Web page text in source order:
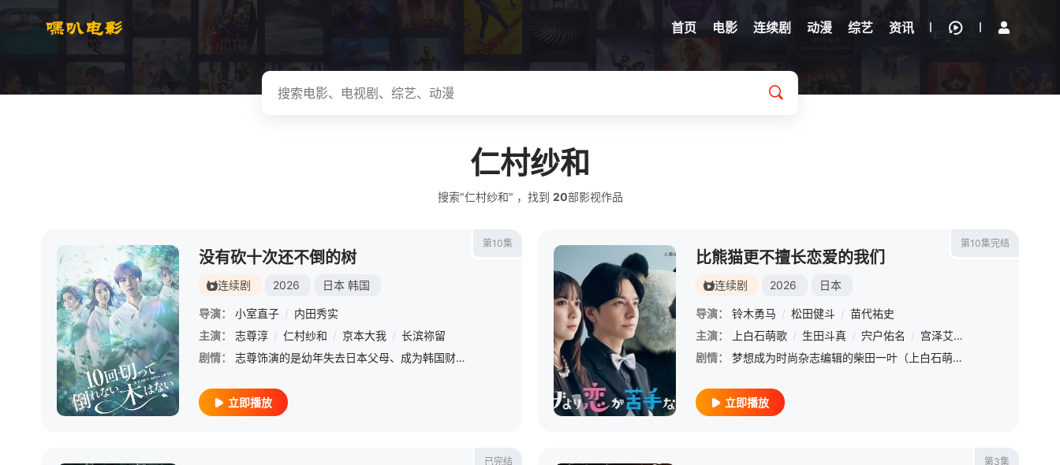
首页 电影 连续剧 动漫 综艺 资讯
仁村纱和
搜索"仁村纱和" ，找到 20部影视作品
第10集
没有砍十次还不倒的树
连续剧 2026 日本 韩国
导演： 小室直子 / 内田秀实
主演：
志尊淳 / 仁村纱和 / 京本大我 / 长滨祢留
剧情：
志尊饰演的是幼年失去日本父母、成为韩国财阀养子的青年金敏硕 / 青木照他虽被视为继承人，却在养父死后失势，被逐出韩国家门，时隔23年重返日本。在那里，他邂逅了幼年丧父的医生河濑桃子。事实上两人幼年曾有
立即播放
第10集完结
比熊猫更不擅长恋爱的我们
连续剧 2026 日本
导演： 铃木勇马 / 松田健斗 / 苗代祐史
主演：
上白石萌歌 / 生田斗真 / 宍户佑名 / 宫泽艾玛
剧情：
梦想成为时尚杂志编辑的柴田一叶（上白石萌歌 饰）在入社当天得知杂志休刊，只能在生活信息杂志中无力度日，事业与恋爱都找不到方向。某天，她被迫替高冷模特代写恋爱咨询专栏，为寻找灵感，她拜访研究“动物求爱行
立即播放
已完结 第3集